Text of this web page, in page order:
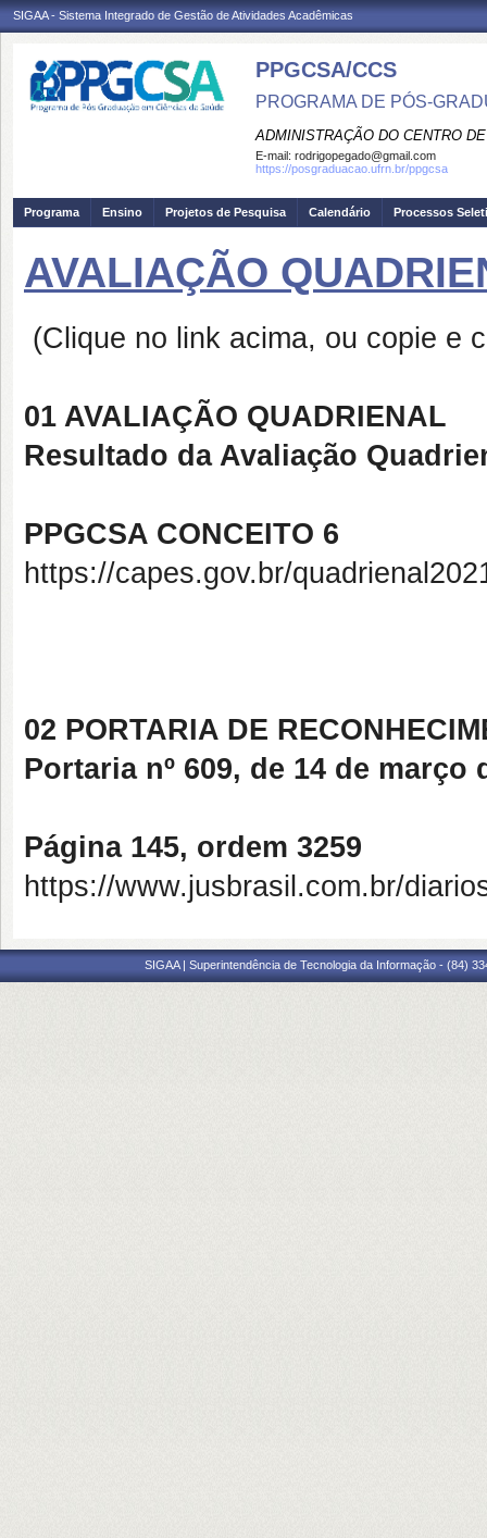
SIGAA - Sistema Integrado de Gestão de Atividades Acadêmicas
PPGCSA/CCS
PROGRAMA DE PÓS-
ADMINISTRAÇÃO DO CENTRO
E-mail: rodrigopegado@gmail.com
https://posgraduacao.ufrn.br/ppgcsa
Programa Ensino Projetos de Pesquisa Calendário Processos
AVALIAÇÃO
(Clique no link acima, ou copie e
01 AVALIAÇÃO QUADRIENAL
Resultado da Avaliação
PPGCSA CONCEITO 6
https://capes.gov.br/
02 PORTARIA DE
Portaria nº 609, de 14 de março
Página 145, ordem 3259
https://www.jusbrasil.com.br/
SIGAA | Superintendência de Tecnologia da Informação - (84)